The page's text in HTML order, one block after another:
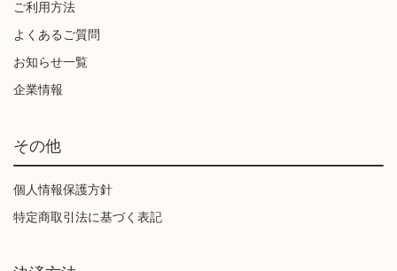
ご利用方法
よくあるご質問
お知らせ一覧
企業情報
その他
個人情報保護方針
特定商取引法に基づく表記